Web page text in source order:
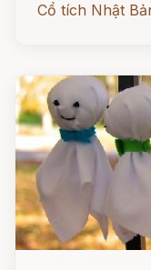
Cổ tích Nhật